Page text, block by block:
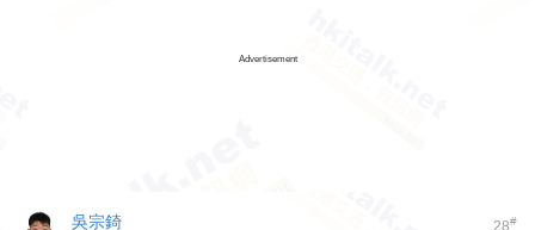
Advertisement
28#
吳宗錡